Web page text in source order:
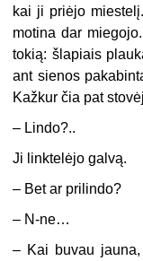
kai ji priėjo
motina dar
tokią: šlapiais
ant sienos
Kažkur čia pat
– Lindo?..
Ji linktelėjo galvą.
– Bet ar prilindo?
– N-ne…
– Kai buvau